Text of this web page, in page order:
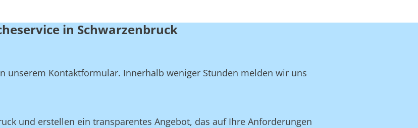
in Schwarzenbruck
unserem Kontaktformular. Innerhalb weniger Stunden melden wir uns
und erstellen ein transparentes Angebot, das auf Ihre Anforderungen